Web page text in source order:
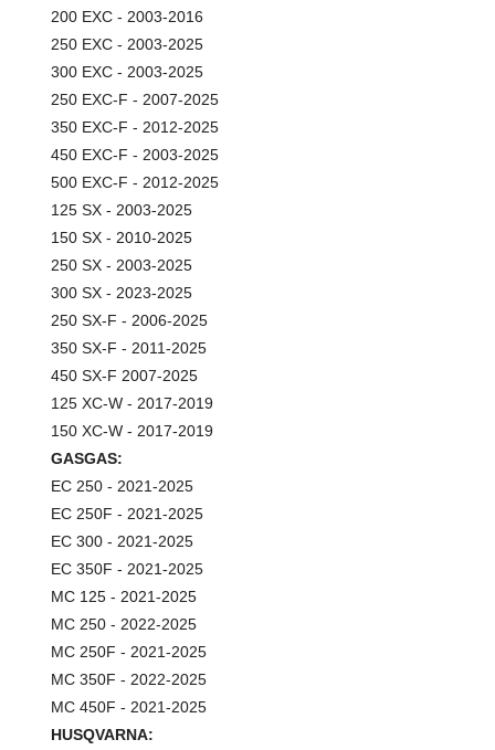
200 EXC - 2003-2016
250 EXC - 2003-2025
300 EXC - 2003-2025
250 EXC-F - 2007-2025
350 EXC-F - 2012-2025
450 EXC-F - 2003-2025
500 EXC-F - 2012-2025
125 SX - 2003-2025
150 SX - 2010-2025
250 SX - 2003-2025
300 SX - 2023-2025
250 SX-F - 2006-2025
350 SX-F - 2011-2025
450 SX-F 2007-2025
125 XC-W - 2017-2019
150 XC-W - 2017-2019
GASGAS:
EC 250 - 2021-2025
EC 250F - 2021-2025
EC 300 - 2021-2025
EC 350F - 2021-2025
MC 125 - 2021-2025
MC 250 - 2022-2025
MC 250F - 2021-2025
MC 350F - 2022-2025
MC 450F - 2021-2025
HUSQVARNA: